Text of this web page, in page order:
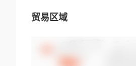
贸易区域